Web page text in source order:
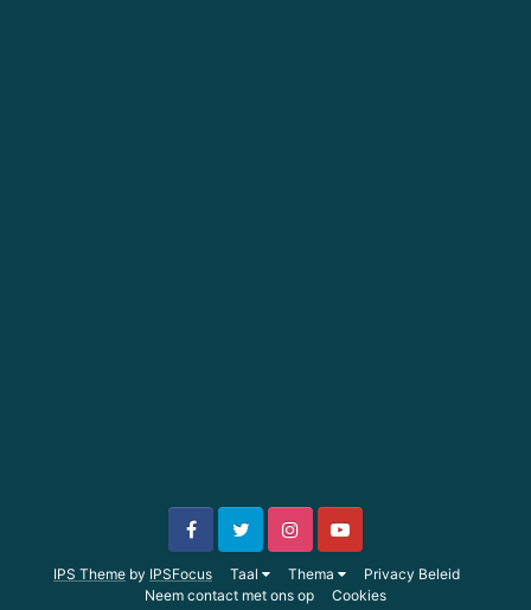
IPS Theme by IPSFocus Taal Thema
Privacy Beleid
Neem contact met ons op
Cookies